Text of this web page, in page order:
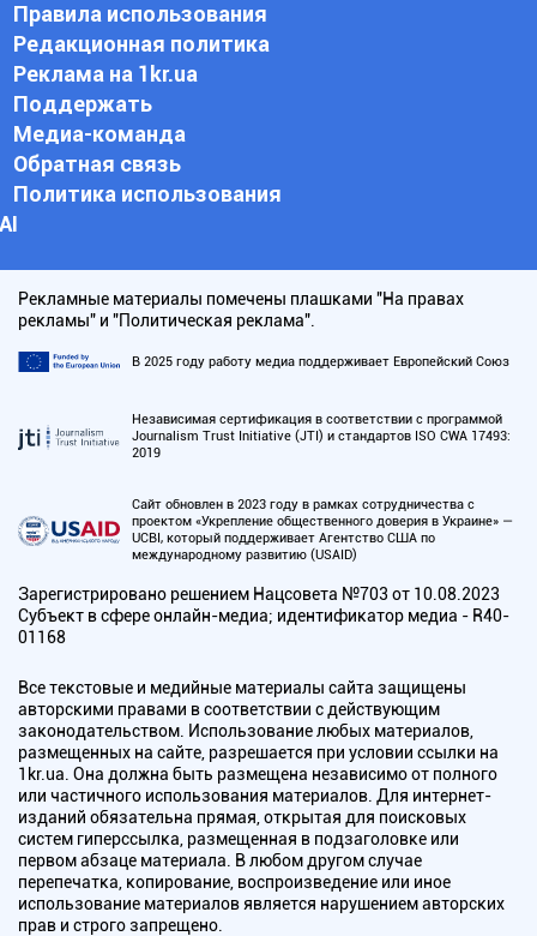
Правила использования
Редакционная политика
Реклама на 1kr.ua
Поддержать
Медиа-команда
Обратная связь
Политика использования
АI
Рекламные материалы помечены плашками "На правах
рекламы" и "Политическая реклама".
В 2025 году работу медиа поддерживает Европейский Союз
Независимая сертификация в соответствии с программой
Journalism Trust Initiative (JTI) и стандартов ISO CWA 17493:
2019
Сайт обновлен в 2023 году в рамках сотрудничества с
проектом «Укрепление общественного доверия в Украине» —
UCBI, который поддерживает Агентство США по
международному развитию (USAID)
Зарегистрировано решением Нацсовета №703 от 10.08.2023
Субъект в сфере онлайн-медиа; идентификатор медиа - R40-
01168
Все текстовые и медийные материалы сайта защищены
авторскими правами в соответствии с действующим
законодательством. Использование любых материалов,
размещенных на сайте, разрешается при условии ссылки на
1kr.ua. Она должна быть размещена независимо от полного
или частичного использования материалов. Для интернет-
изданий обязательна прямая, открытая для поисковых
систем гиперссылка, размещенная в подзаголовке или
первом абзаце материала. В любом другом случае
перепечатка, копирование, воспроизведение или иное
использование материалов является нарушением авторских
прав и строго запрещено.